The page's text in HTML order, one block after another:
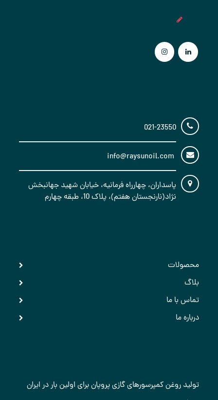
021-23550
پاسداران، چهارراه فرمانیه، خیابان شهید جهانبخش
نژاد(نارنجستان هفتم)، پلاک 10، طبقه چهارم
محصولات
بلاگ
تماس با ما
درباره ما
تولید روغن کمپرسورهای گازی پروپان برای اولین بار در ایران